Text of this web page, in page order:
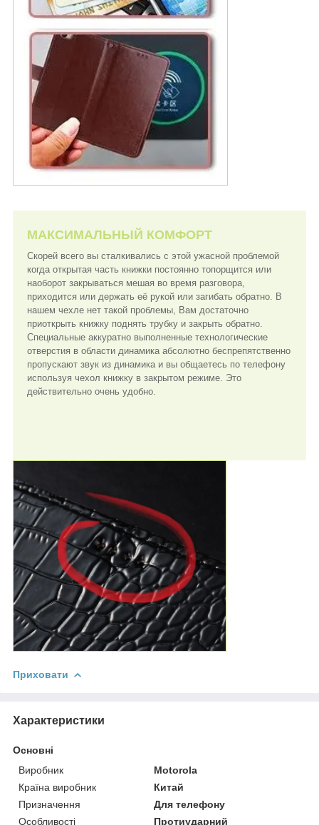
МАКСИМАЛЬНЫЙ КОМФОРТ
Скорей всего вы сталкивались с этой ужасной проблемой
когда открытая часть книжки постоянно топорщится или
наоборот закрываться мешая во время разговора,
приходится или держать её рукой или загибать обратно. В
нашем чехле нет такой проблемы, Вам достаточно
приоткрыть книжку поднять трубку и закрыть обратно.
Специальные аккуратно выполненные технологические
отверстия в области динамика абсолютно беспрепятственно
пропускают звук из динамика и вы общаетесь по телефону
используя чехол книжку в закрытом режиме. Это
действительно очень удобно.
Приховати
Характеристики
Основні
Виробник
Motorola
Країна виробник
Китай
Призначення
Для телефону
Особливості
Протиударний